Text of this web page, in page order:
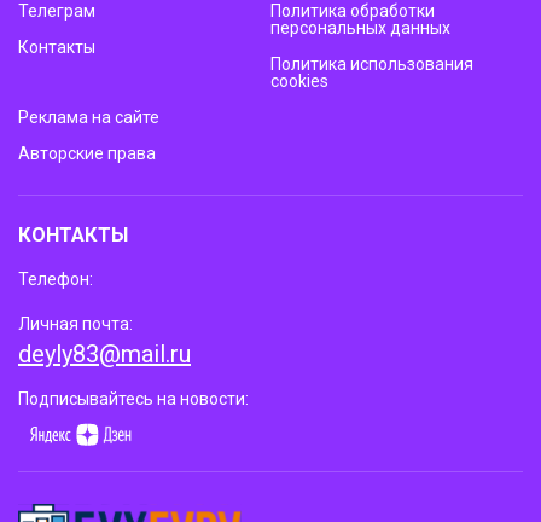
Телеграм
Контакты
Политика обработки
персональных данных
Политика использования
cookies
Реклама на сайте
Авторские права
КОНТАКТЫ
Телефон:
Личная почта:
deyly83@mail.ru
Подписывайтесь на новости: